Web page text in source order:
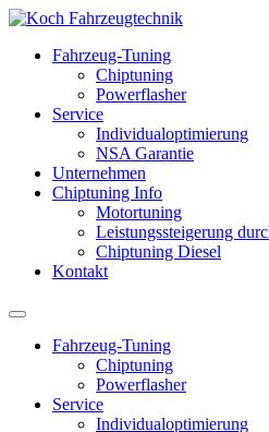
Fahrzeug-Tuning
Chiptuning
Powerflasher
Service
Individualoptimierung
NSA Garantie
Unternehmen
Chiptuning Info
Motortuning
Leistungssteigerung
Chiptuning Diesel
Kontakt
Fahrzeug-Tuning
Chiptuning
Powerflasher
Service
Individualoptimierung